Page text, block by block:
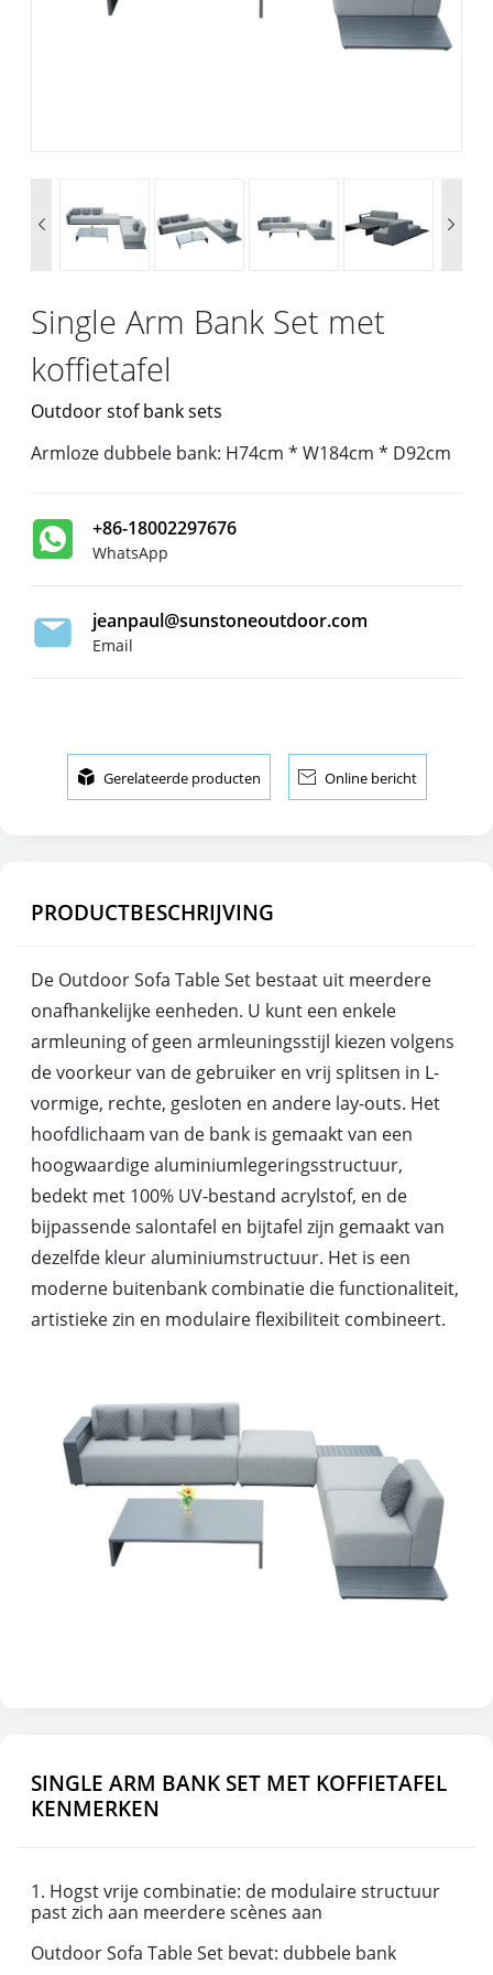
 
Single Arm Bank Set met
koffietafel
Outdoor stof bank sets
Armloze dubbele bank: H74cm * W184cm * D92cm
+86-18002297676
WhatsApp
jeanpaul@sunstoneoutdoor.com
Email
 Gerelateerde producten  Online bericht
PRODUCTBESCHRIJVING
De Outdoor Sofa Table Set bestaat uit meerdere
onafhankelijke eenheden. U kunt een enkele
armleuning of geen armleuningsstijl kiezen volgens
de voorkeur van de gebruiker en vrij splitsen in L-
vormige, rechte, gesloten en andere lay-outs. Het
hoofdlichaam van de bank is gemaakt van een
hoogwaardige aluminiumlegeringsstructuur,
bedekt met 100% UV-bestand acrylstof, en de
bijpassende salontafel en bijtafel zijn gemaakt van
dezelfde kleur aluminiumstructuur. Het is een
moderne buitenbank combinatie die functionaliteit,
artistieke zin en modulaire flexibiliteit combineert.
SINGLE ARM BANK SET MET KOFFIETAFEL
KENMERKEN
1. Hogst vrije combinatie: de modulaire structuur
past zich aan meerdere scènes aan
Outdoor Sofa Table Set bevat: dubbele bank